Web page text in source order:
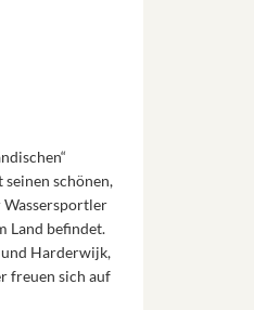
schönen,
Wassersportler
Land befindet.
Harderwijk,
freuen sich auf